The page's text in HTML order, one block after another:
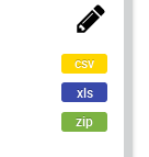
csv
xls
zip